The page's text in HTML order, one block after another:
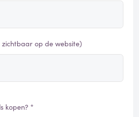
op de website)
kopen? *